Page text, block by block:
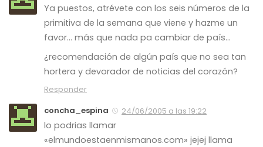
Ya puestos, atrévete con los seis números de la
primitiva de la semana que viene y hazme un
favor… más que nada pa cambiar de país…
¿recomendación de algún país que no sea tan
hortera y devorador de noticias del corazón?
Responder
concha_espina
24/06/2005 a las 19:22
lo podrias llamar
«elmundoestaenmismanos.com» jejej llama